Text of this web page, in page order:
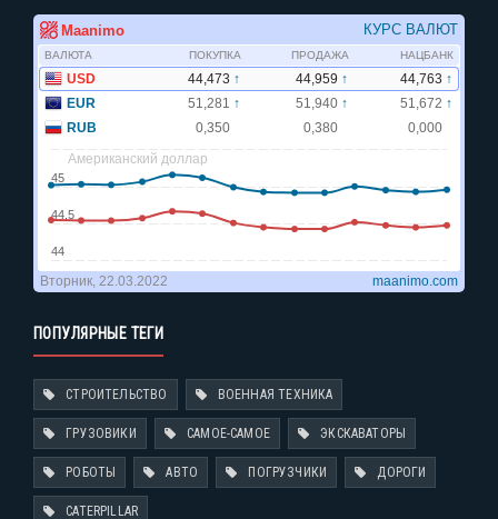
ПОПУЛЯРНЫЕ ТЕГИ
СТРОИТЕЛЬСТВО ВОЕННАЯ ТЕХНИКА
ГРУЗОВИКИ САМОЕ-САМОЕ ЭКСКАВАТОРЫ
РОБОТЫ АВТО ПОГРУЗЧИКИ ДОРОГИ
CATERPILLAR